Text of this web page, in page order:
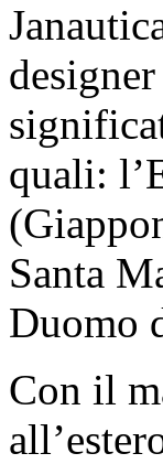
quali:
Santa
Duomo
Con il